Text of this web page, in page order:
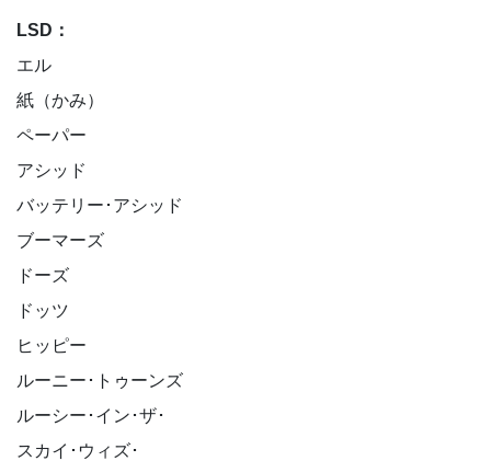
LSD：
エル
紙（かみ）
ペーパー
アシッド
バッテリー･アシッド
ブーマーズ
ドーズ
ドッツ
ヒッピー
ルーニー･トゥーンズ
ルーシー･イン･ザ･
スカイ･ウィズ･